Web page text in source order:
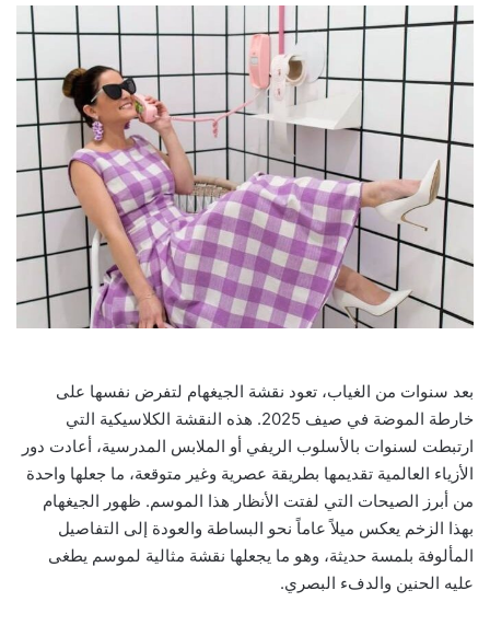
بعد سنوات من الغياب، تعود نقشة الجيغهام لتفرض نفسها على
خارطة الموضة في صيف 2025. هذه النقشة الكلاسيكية التي
ارتبطت لسنوات بالأسلوب الريفي أو الملابس المدرسية، أعادت دور
الأزياء العالمية تقديمها بطريقة عصرية وغير متوقعة، ما جعلها واحدة
من أبرز الصيحات التي لفتت الأنظار هذا الموسم. ظهور الجيغهام
بهذا الزخم يعكس ميلاً عاماً نحو البساطة والعودة إلى التفاصيل
المألوفة بلمسة حديثة، وهو ما يجعلها نقشة مثالية لموسم يطغى
عليه الحنين والدفء البصري.